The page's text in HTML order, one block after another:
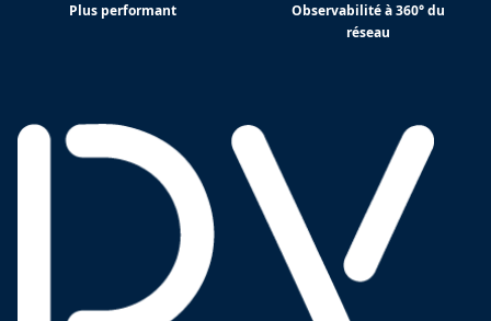
Plus performant
Observabilité à 360° du
réseau